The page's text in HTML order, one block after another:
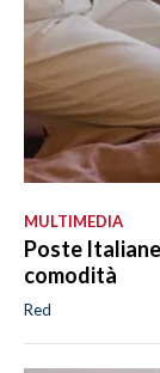
MULTIMEDIA
Poste
comodità
Red